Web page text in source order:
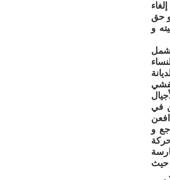
حق
و
في
و
حيث